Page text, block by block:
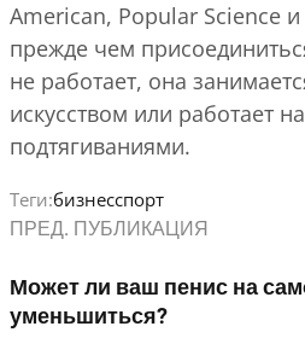
American, Popular Science
прежде чем
не работает, она
искусством или работает
подтягиваниями.
Теги:бизнесспорт
ПРЕД. ПУБЛИКАЦИЯ
Может ли ваш пенис на
уменьшиться?